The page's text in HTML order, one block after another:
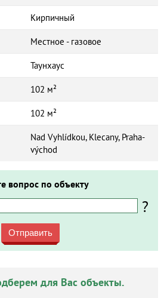
Кирпичный
Местное - газовое
Таунхаус
102 м²
102 м²
Nad Vyhlídkou, Klecany, Praha-
východ
вопрос по объекту
?
Отправить
для Вас объекты.